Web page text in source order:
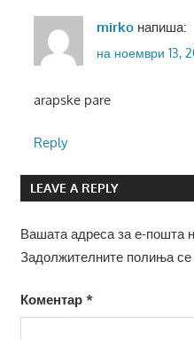
mirko напиша:
на ноември 13,
arapske pare
Reply
LEAVE A REPLY
Вашата адреса за е-пошта
Задолжителните полиња се
Коментар *